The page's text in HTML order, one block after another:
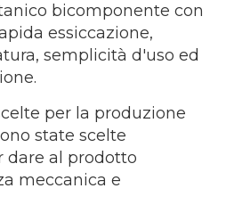
bicomponente con
essiccazione,
semplicità d'uso ed
per la produzione
state scelte
dare al prodotto
meccanica e